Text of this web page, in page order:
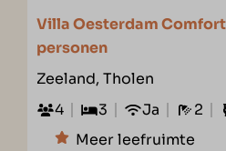
Villa Oesterdam
personen
Zeeland, Tholen
4
3 Ja 2
Meer leefruimte